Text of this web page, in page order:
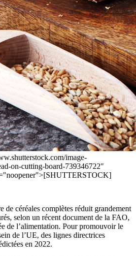
image-
on-cutting-board-739346722"
de céréales complètes réduit grandement
selon un récent document de la FAO,
de l’alimentation. Pour promouvoir le
de l’UE, des lignes directrices
en 2022.